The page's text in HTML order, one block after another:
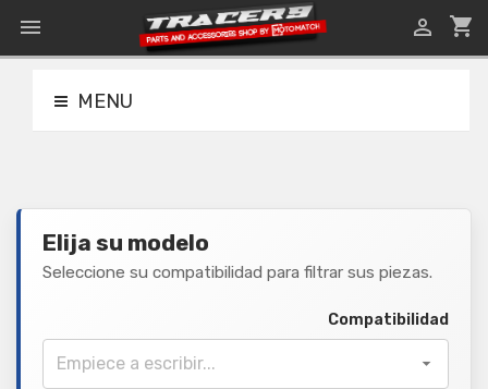
 shopping_cart

MENU
Elija su modelo
Seleccione su compatibilidad para filtrar sus piezas.
Compatibilidad
